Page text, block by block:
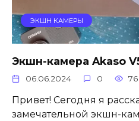
ЭКШН КАМЕРЫ
Экшн-камера Akaso
06.06.2024 0 76
Привет! Сегодня я
замечательной экшн-